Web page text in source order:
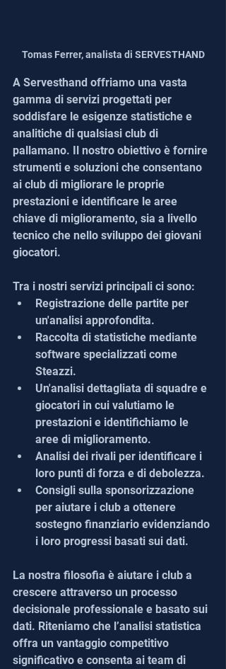
Tomas Ferrer, analista di SERVESTHAND
A Servesthand offriamo una vasta
gamma di servizi progettati per
soddisfare le esigenze statistiche e
analitiche di qualsiasi club di
pallamano. Il nostro obiettivo è fornire
strumenti e soluzioni che consentano
ai club di migliorare le proprie
prestazioni e identificare le aree
chiave di miglioramento, sia a livello
tecnico che nello sviluppo dei giovani
giocatori.
Tra i nostri servizi principali ci sono:
Registrazione delle partite per
un'analisi approfondita.
Raccolta di statistiche mediante
software specializzati come
Steazzi.
Un'analisi dettagliata di squadre e
giocatori in cui valutiamo le
prestazioni e identifichiamo le
aree di miglioramento.
Analisi dei rivali per identificare i
loro punti di forza e di debolezza.
Consigli sulla sponsorizzazione
per aiutare i club a ottenere
sostegno finanziario evidenziando
i loro progressi basati sui dati.
La nostra filosofia è aiutare i club a
crescere attraverso un processo
decisionale professionale e basato sui
dati. Riteniamo che l’analisi statistica
offra un vantaggio competitivo
significativo e consenta ai team di